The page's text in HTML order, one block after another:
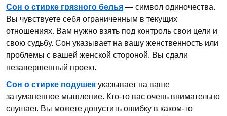
Сон о стирке грязного белья — символ одиночества.
Вы чувствуете себя ограниченным в текущих
отношениях. Вам нужно взять под контроль свои цели и
свою судьбу. Сон указывает на вашу женственность или
проблемы с вашей женской стороной. Вы сдали
незавершенный проект.
Сон о стирке подушек указывает на ваше
затуманенное мышление. Кто-то вас очень внимательно
слушает. Вы можете допустить ошибку в каком-то